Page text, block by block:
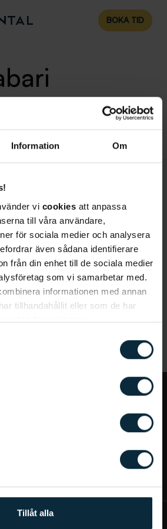
Information Om
vi cookies att anpassa
till våra användare,
för sociala medier och analysera
även sådana identifierare
från din enhet till de sociala medier
som vi samarbetar med.
informationen med annan
tillhandahållit eller som de har
deras tjänster.
Tillåt alla
BOKA TID